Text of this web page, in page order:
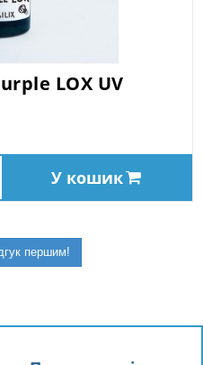
LOX UV
У кошик
першим!